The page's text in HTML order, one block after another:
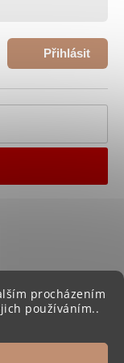
procházením
používáním..
Přihlásit